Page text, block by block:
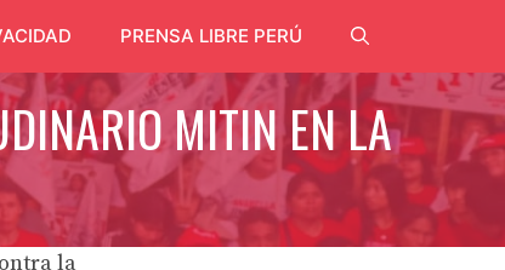
PRENSA LIBRE PERÚ
MITIN EN LA
la